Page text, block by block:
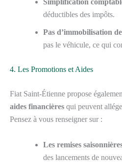
Simplification
déductibles des impôts.
Pas d’immobilisation
pas le véhicule, ce qui
4. Les Promotions et Aides
Fiat Saint-Étienne propose
aides financières qui peuvent
Pensez à vous renseigner sur :
Les remises
des lancements de